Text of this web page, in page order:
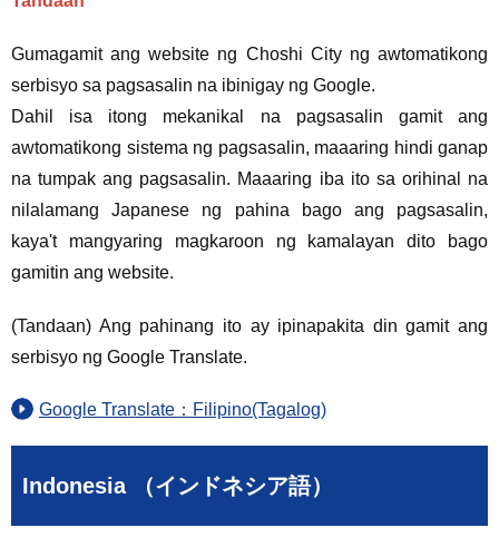
Gumagamit ang website ng Choshi City ng awtomatikong
serbisyo sa pagsasalin na ibinigay ng Google.
Dahil isa itong mekanikal na pagsasalin gamit ang
awtomatikong sistema ng pagsasalin, maaaring hindi ganap
na tumpak ang pagsasalin. Maaaring iba ito sa orihinal na
nilalamang Japanese ng pahina bago ang pagsasalin,
kaya't mangyaring magkaroon ng kamalayan dito bago
gamitin ang website.
(Tandaan) Ang pahinang ito ay ipinapakita din gamit ang
serbisyo ng Google Translate.
Google Translate：Filipino(Tagalog)
Indonesia （インドネシア語）